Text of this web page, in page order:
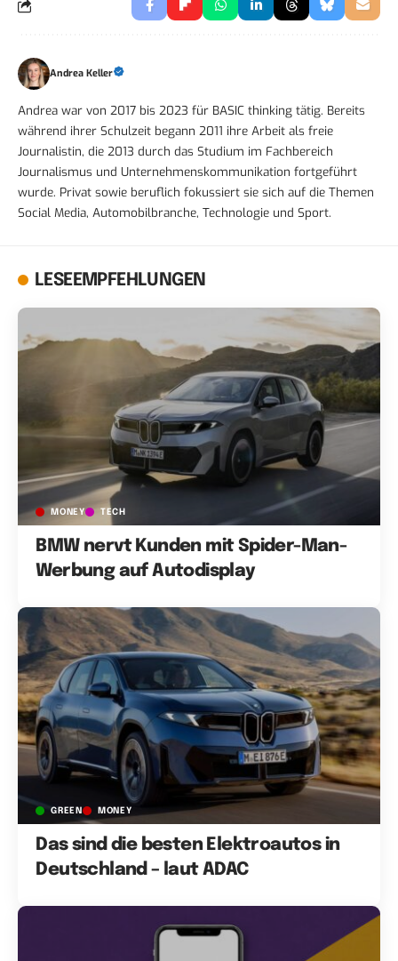
Andrea Keller
Andrea war von 2017 bis 2023 für BASIC thinking tätig. Bereits
während ihrer Schulzeit begann 2011 ihre Arbeit als freie
Journalistin, die 2013 durch das Studium im Fachbereich
Journalismus und Unternehmenskommunikation fortgeführt
wurde. Privat sowie beruflich fokussiert sie sich auf die Themen
Social Media, Automobilbranche, Technologie und Sport.
LESEEMPFEHLUNGEN
MONEY TECH
BMW nervt Kunden mit Spider-Man-
Werbung auf Autodisplay
GREEN MONEY
Das sind die besten Elektroautos in
Deutschland – laut ADAC